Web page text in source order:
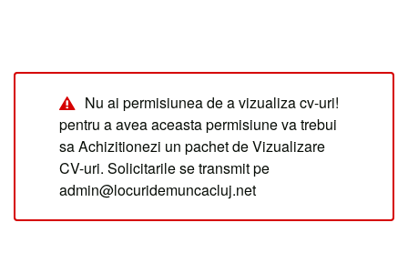
Nu ai permisiunea de a vizualiza cv-uri!
pentru a avea aceasta permisiune va trebui
sa Achizitionezi un pachet de Vizualizare
CV-uri. Solicitarile se transmit pe
admin@locuridemuncacluj.net